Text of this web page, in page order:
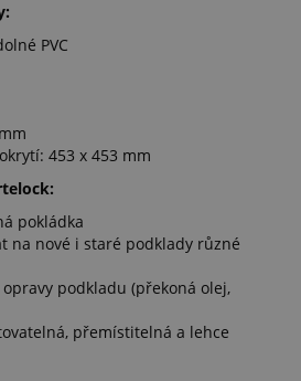
PVC
453 x 453 mm
pokládka
na nové i staré podklady různé
podkladu (překoná olej,
přemístitelná a lehce